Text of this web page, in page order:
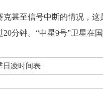
甚至信号中断的情况，
分钟。“中星9号”卫星在
日凌时间表